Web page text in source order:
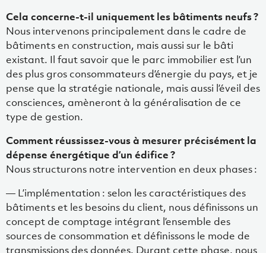
Cela concerne-t-il uniquement les bâtiments neufs ?
Nous intervenons principalement dans le cadre de
bâtiments en construction, mais aussi sur le bâti
existant. Il faut savoir que le parc immobilier est l’un
des plus gros consommateurs d’énergie du pays, et je
pense que la stratégie nationale, mais aussi l’éveil des
consciences, amèneront à la généralisation de ce
type de gestion.
Comment réussissez-vous à mesurer précisément la
dépense énergétique d’un édifice ?
Nous structurons notre intervention en deux phases :
— L’implémentation : selon les caractéristiques des
bâtiments et les besoins du client, nous définissons un
concept de comptage intégrant l’ensemble des
sources de consommation et définissons le mode de
transmissions des données. Durant cette phase, nous